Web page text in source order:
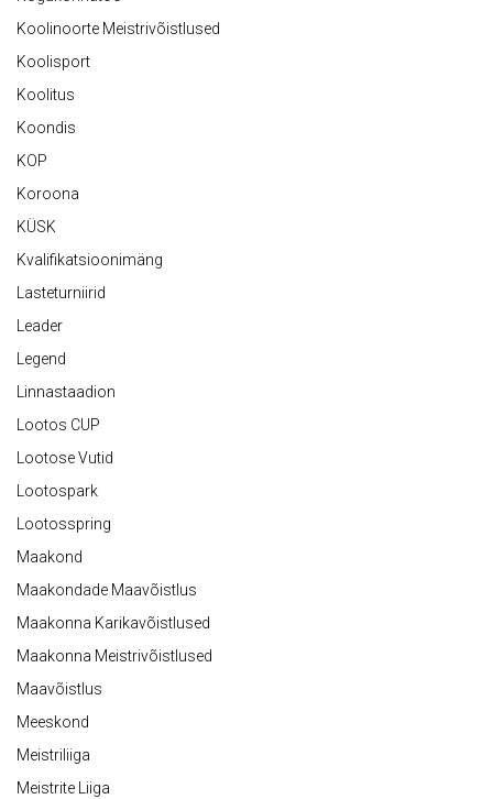
Koolinoorte Meistrivõistlused
Koolisport
Koolitus
Koondis
KOP
Koroona
KÜSK
Kvalifikatsioonimäng
Lasteturniirid
Leader
Legend
Linnastaadion
Lootos CUP
Lootose Vutid
Lootospark
Lootosspring
Maakond
Maakondade Maavõistlus
Maakonna Karikavõistlused
Maakonna Meistrivõistlused
Maavõistlus
Meeskond
Meistriliiga
Meistrite Liiga